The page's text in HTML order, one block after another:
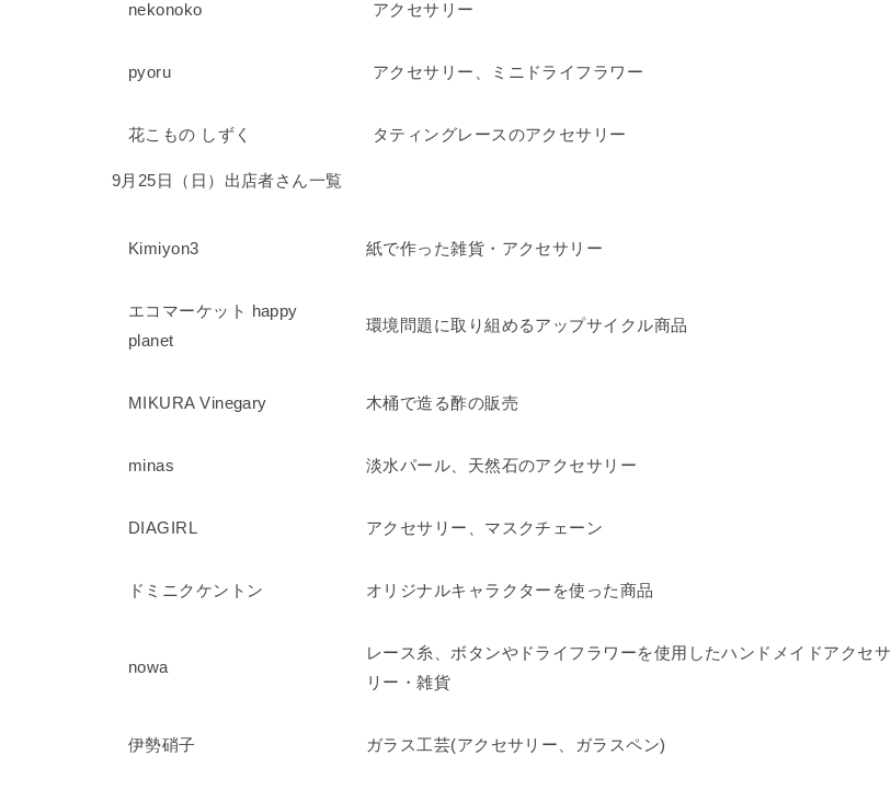
nekonoko アクセサリー
pyoru アクセサリー、ミニドライフラワー
花こもの しずく タティングレースのアクセサリー
9月25日（日）出店者さん一覧
Kimiyon3 紙で作った雑貨・アクセサリー
エコマーケット happy
planet
環境問題に取り組めるアップサイクル商品
MIKURA Vinegary 木桶で造る酢の販売
minas 淡水パール、天然石のアクセサリー
DIAGIRL アクセサリー、マスクチェーン
ドミニクケントン オリジナルキャラクターを使った商品
nowa
レース糸、ボタンやドライフラワーを使用したハンドメイドアクセサ
リー・雑貨
伊勢硝子 ガラス工芸(アクセサリー、ガラスペン)